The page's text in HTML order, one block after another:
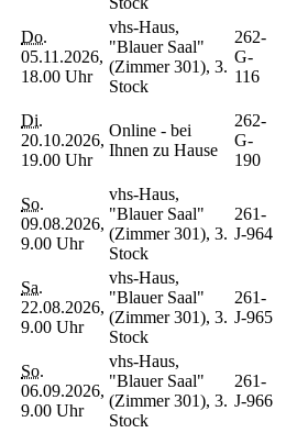
Do.
05.11.2026,
18.00 Uhr
vhs-Haus,
"Blauer Saal"
(Zimmer 301), 3.
Stock
262-
G-
116
Di.
20.10.2026,
19.00 Uhr
Online - bei
Ihnen zu Hause
262-
G-
190
So.
09.08.2026,
9.00 Uhr
vhs-Haus,
"Blauer Saal"
(Zimmer 301), 3.
Stock
261-
J-964
Sa.
22.08.2026,
9.00 Uhr
vhs-Haus,
"Blauer Saal"
(Zimmer 301), 3.
Stock
261-
J-965
So.
06.09.2026,
9.00 Uhr
vhs-Haus,
"Blauer Saal"
(Zimmer 301), 3.
Stock
261-
J-966